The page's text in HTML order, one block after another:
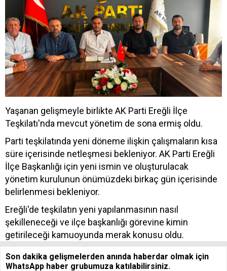
Yaşanan gelişmeyle birlikte AK Parti Ereğli İlçe
Teşkilatı'nda mevcut yönetim de sona ermiş oldu.
Parti teşkilatında yeni döneme ilişkin çalışmaların kısa
süre içerisinde netleşmesi bekleniyor. AK Parti Ereğli
İlçe Başkanlığı için yeni ismin ve oluşturulacak
yönetim kurulunun önümüzdeki birkaç gün içerisinde
belirlenmesi bekleniyor.
Ereğli'de teşkilatın yeni yapılanmasının nasıl
şekilleneceği ve ilçe başkanlığı görevine kimin
getirileceği kamuoyunda merak konusu oldu.
Son dakika gelişmelerden anında haberdar olmak için
WhatsApp haber grubumuza katılabilirsiniz.